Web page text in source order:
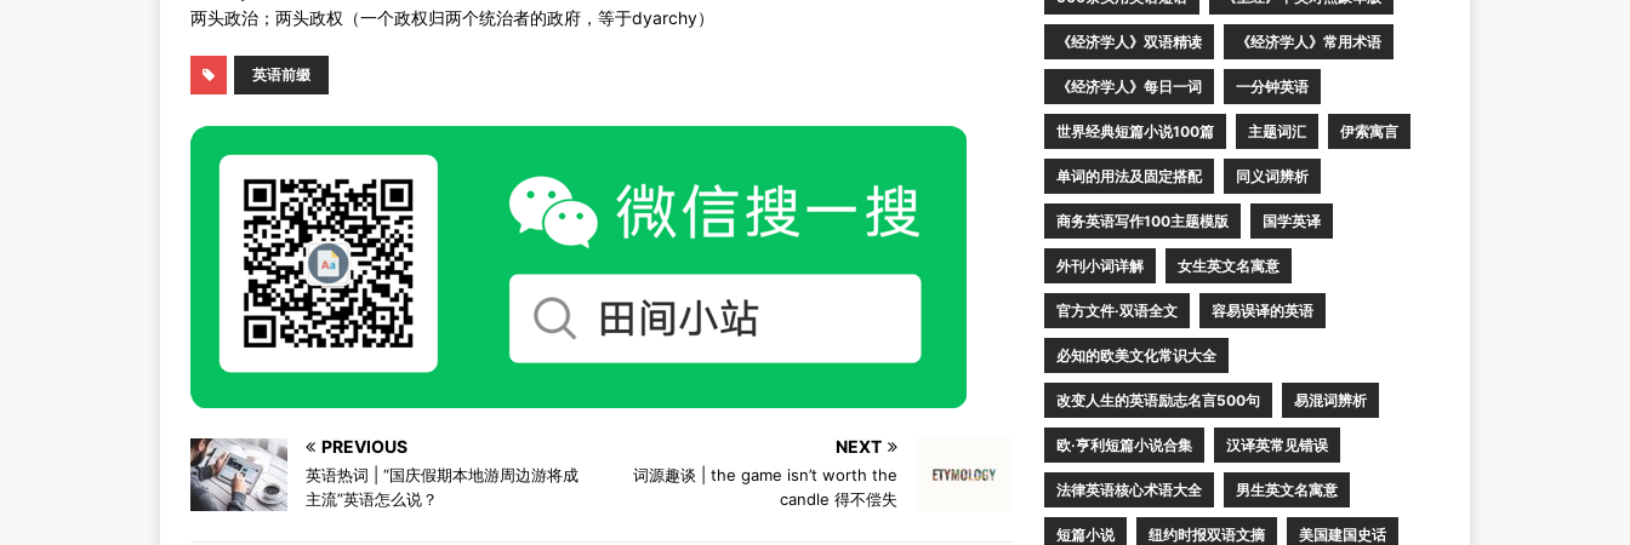
两头政治；两头政权（一个政权归两个统治者的政府，等于dyarchy）
英语前缀
PREVIOUS
英语热词 | “国庆假期本地游周边游将成
主流”英语怎么说？
NEXT
词源趣谈 | the game isn’t worth the
candle 得不偿失
《经济学人》双语精读 《经济学人》常用术语
《经济学人》每日一词 一分钟英语
世界经典短篇小说100篇 主题词汇 伊索寓言
单词的用法及固定搭配 同义词辨析
商务英语写作100主题模版 国学英译
外刊小词详解 女生英文名寓意
官方文件·双语全文 容易误译的英语
必知的欧美文化常识大全
改变人生的英语励志名言500句 易混词辨析
欧·亨利短篇小说合集 汉译英常见错误
法律英语核心术语大全 男生英文名寓意
短篇小说 纽约时报双语文摘 美国建国史话